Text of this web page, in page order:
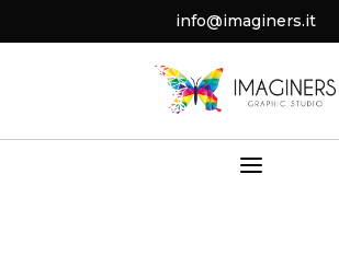
info@imaginers.it
a